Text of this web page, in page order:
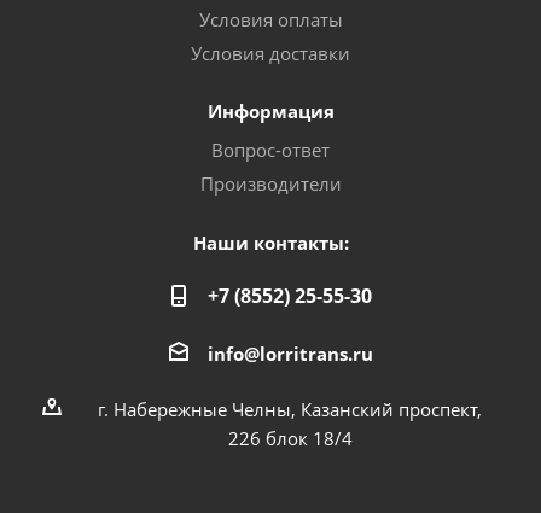
Условия оплаты
Условия доставки
Информация
Вопрос-ответ
Производители
Наши контакты:
+7 (8552) 25-55-30
info@lorritrans.ru
г. Набережные Челны, Казанский проспект,
226 блок 18/4